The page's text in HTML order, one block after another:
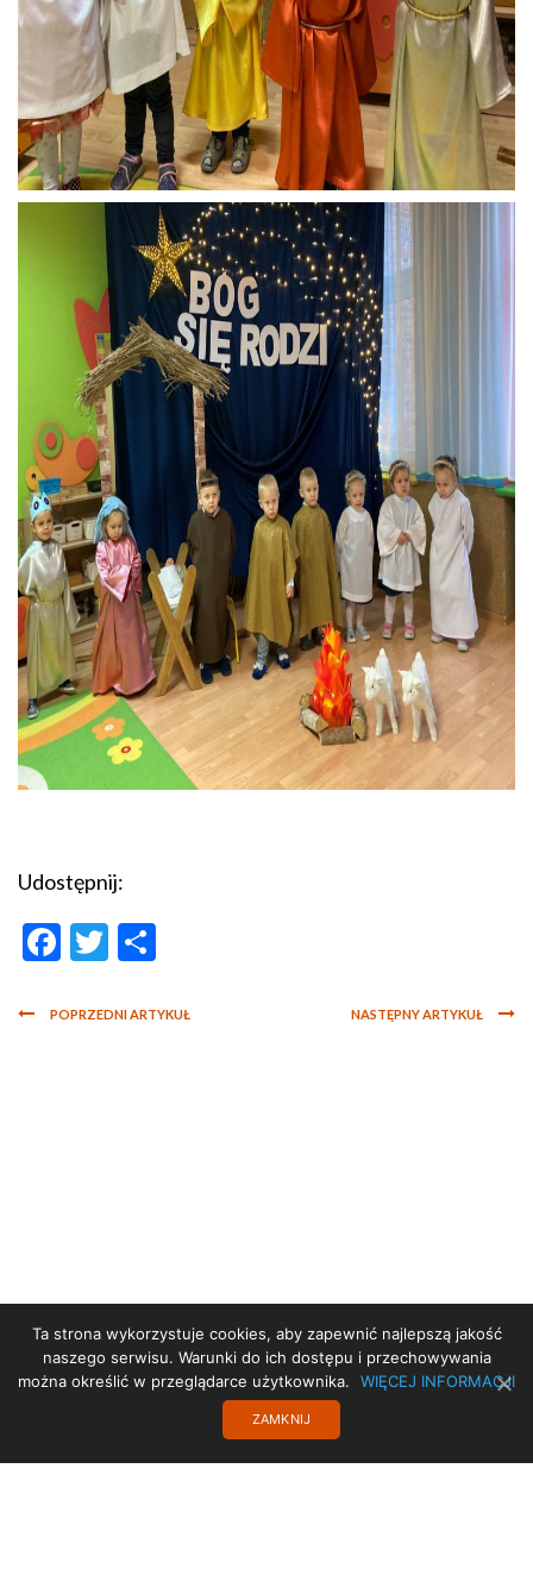
Udostępnij:
Facebook
Twitter
POPRZEDNI ARTYKUŁ NASTĘPNY ARTYKUŁ
Ta strona wykorzystuje cookies, aby zapewnić najlepszą jakość
naszego serwisu. Warunki do ich dostępu i przechowywania
można określić w przeglądarce użytkownika.
WIĘCEJ INFORMACJI
ZAMKNIJ
STRONA GŁÓWNA
POLITYKA PRYWATNOŚCI
KONTAKT